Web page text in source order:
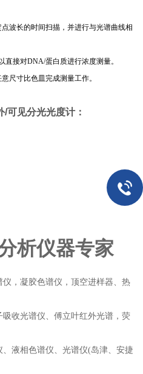
波长的时间扫描，并进行与光谱曲线相
接对DNA/蛋白质进行浓度测量。
尺寸比色皿完成测量工作。
/可见分光光度计：
析仪器专家
，凝胶色谱仪，顶空进样器、热
收光谱仪、傅立叶红外光谱，荧
液相色谱仪、光谱仪(岛津、安捷